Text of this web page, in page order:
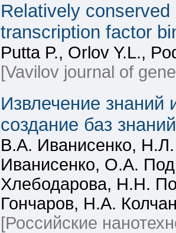
Relatively
transcription factor
Putta P., Orlov Y.L.,
[Vavilov journal of
Извлечение знаний
создание баз
В.А. Иванисенко,
Иванисенко, О.А.
Хлебодарова, Н.Н.
Гончаров, Н.А.
[Российские